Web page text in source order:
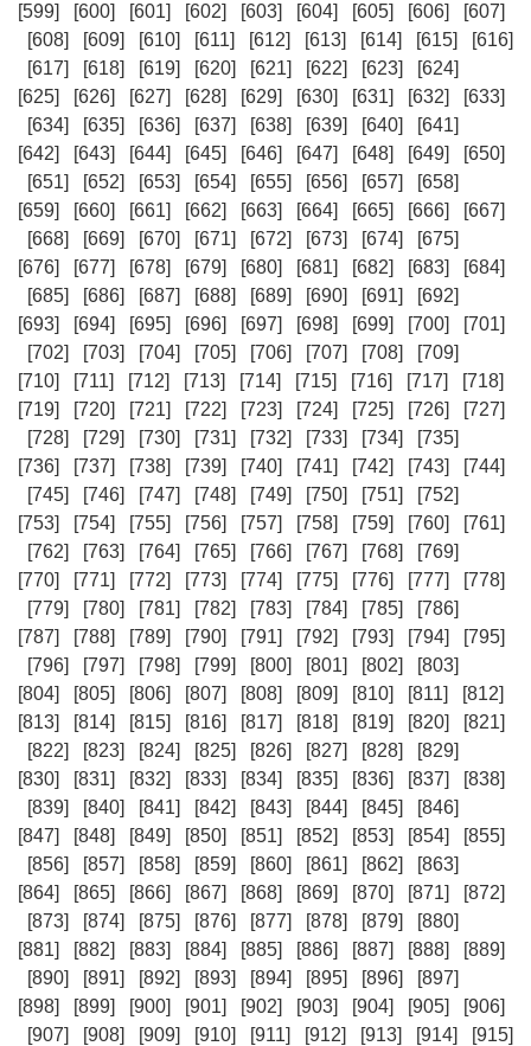
[599]
[600] [601] [602] [603] [604] [605] [606]
[607]
[608]
[609] [610] [611] [612] [613] [614] [615]
[616]
[617]
[618] [619] [620] [621] [622] [623]
[624]
[625]
[626] [627] [628] [629] [630] [631] [632]
[633]
[634]
[635] [636] [637] [638] [639] [640]
[641]
[642]
[643] [644] [645] [646] [647] [648] [649]
[650]
[651]
[652] [653] [654] [655] [656] [657]
[658]
[659]
[660] [661] [662] [663] [664] [665] [666]
[667]
[668]
[669] [670] [671] [672] [673] [674]
[675]
[676]
[677] [678] [679] [680] [681] [682] [683]
[684]
[685]
[686] [687] [688] [689] [690] [691]
[692]
[693]
[694] [695] [696] [697] [698] [699] [700]
[701]
[702]
[703] [704] [705] [706] [707] [708]
[709]
[710]
[711] [712] [713] [714] [715] [716] [717]
[718]
[719]
[720] [721] [722] [723] [724] [725] [726]
[727]
[728]
[729] [730] [731] [732] [733] [734]
[735]
[736]
[737] [738] [739] [740] [741] [742] [743]
[744]
[745]
[746] [747] [748] [749] [750] [751]
[752]
[753]
[754] [755] [756] [757] [758] [759] [760]
[761]
[762]
[763] [764] [765] [766] [767] [768]
[769]
[770]
[771] [772] [773] [774] [775] [776] [777]
[778]
[779]
[780] [781] [782] [783] [784] [785]
[786]
[787]
[788] [789] [790] [791] [792] [793] [794]
[795]
[796]
[797] [798] [799] [800] [801] [802]
[803]
[804]
[805] [806] [807] [808] [809] [810] [811]
[812]
[813]
[814] [815] [816] [817] [818] [819] [820]
[821]
[822]
[823] [824] [825] [826] [827] [828]
[829]
[830]
[831] [832] [833] [834] [835] [836] [837]
[838]
[839]
[840] [841] [842] [843] [844] [845]
[846]
[847]
[848] [849] [850] [851] [852] [853] [854]
[855]
[856]
[857] [858] [859] [860] [861] [862]
[863]
[864]
[865] [866] [867] [868] [869] [870] [871]
[872]
[873]
[874] [875] [876] [877] [878] [879]
[880]
[881]
[882] [883] [884] [885] [886] [887] [888]
[889]
[890]
[891] [892] [893] [894] [895] [896]
[897]
[898]
[899] [900] [901] [902] [903] [904] [905]
[906]
[907]
[908] [909] [910] [911] [912] [913] [914] [915]